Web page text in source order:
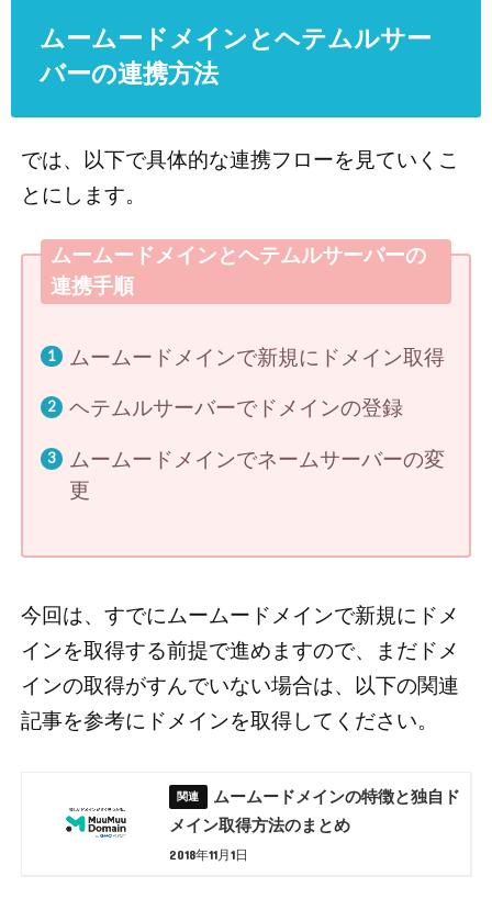
ムームードメインとヘテムルサー
バーの連携方法
では、以下で具体的な連携フローを見ていくこ
とにします。
ムームードメインとヘテムルサーバーの
連携手順
ムームードメインで新規にドメイン取得
ヘテムルサーバーでドメインの登録
ムームードメインでネームサーバーの変
更
今回は、すでにムームードメインで新規にドメ
インを取得する前提で進めますので、まだドメ
インの取得がすんでいない場合は、以下の関連
記事を参考にドメインを取得してください。
ムームードメインの特徴と独自ド
メイン取得方法のまとめ
2018年11月1日